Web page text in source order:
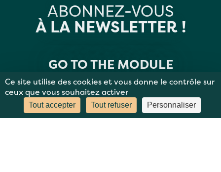
Ce site utilise des cookies et vous donne le contrôle sur
ceux que vous souhaitez activer
Tout accepter Tout refuser Personnaliser
ABONNEZ-VOUS
À LA NEWSLETTER !
GO TO THE MODULE